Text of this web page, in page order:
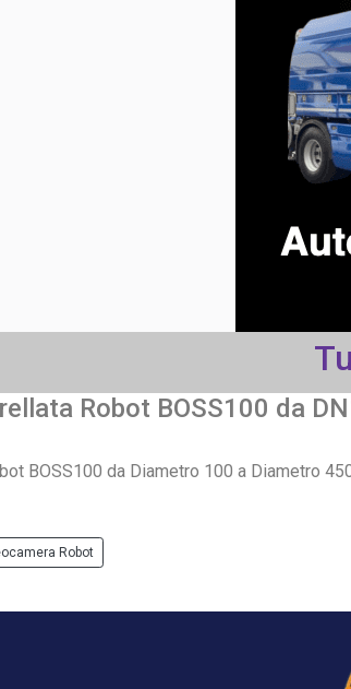
Robot BOSS100 da
BOSS100 da Diametro 100 a Diametro
Robot